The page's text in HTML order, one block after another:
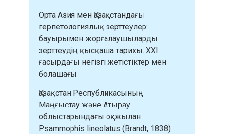
Орта Азия мен Қазақстандағы
герпетологиялық зерттеулер:
бауырымен жорғалаушыларды
зерттеудің қысқаша тарихы, XXI
ғасырдағы негізгі жетістіктер мен
болашағы
Қазақстан Республикасының
Маңғыстау және Атырау
облыстарындағы оқжылан
Psammophis lineolatus (Brandt, 1838)